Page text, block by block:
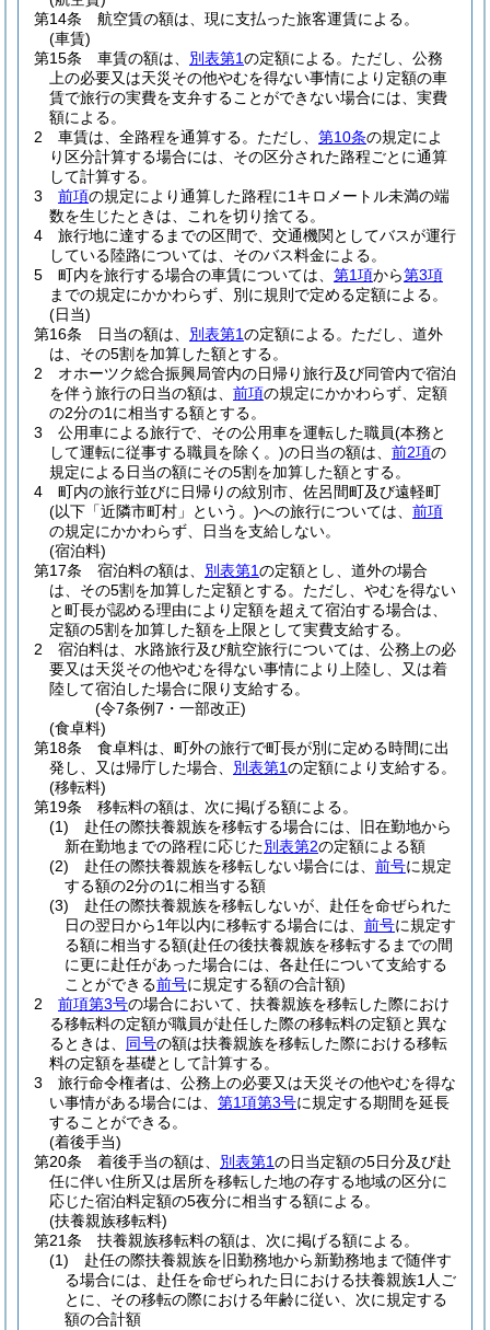
第14条
航空賃の額は、現に支払った旅客運賃による。
(車賃)
第15条
車賃の額は、 別表第1の定額による。 ただし、公務
上の必要又は天災その他やむを得ない事情により定額の車
賃で旅行の実費を支弁することができない場合には、実費
額による。
2
車賃は、全路程を通算する。 ただし、 第10条の規定によ
り区分計算する場合には、その区分された路程ごとに通算
して計算する。
3
前項の規定により通算した路程に1キロメートル未満の端
数を生じたときは、これを切り捨てる。
4
旅行地に達するまでの区間で、交通機関としてバスが運行
している陸路については、そのバス料金による。
5
町内を旅行する場合の車賃については、 第1項から第3項
までの規定にかかわらず、別に規則で定める定額による。
(日当)
第16条
日当の額は、 別表第1の定額による。 ただし、道外
は、その5割を加算した額とする。
2
オホーツク総合振興局管内の日帰り旅行及び同管内で宿泊
を伴う旅行の日当の額は、 前項の規定にかかわらず、定額
の2分の1に相当する額とする。
3
公用車による旅行で、その公用車を運転した職員(本務と
して運転に従事する職員を除く。)の日当の額は、 前2項の
規定による日当の額にその5割を加算した額とする。
4
町内の旅行並びに日帰りの紋別市、佐呂間町及び遠軽町
(以下「近隣市町村」という。)への旅行については、 前項
の規定にかかわらず、日当を支給しない。
(宿泊料)
第17条
宿泊料の額は、 別表第1の定額とし、道外の場合
は、その5割を加算した定額とする。 ただし、やむを得ない
と町長が認める理由により定額を超えて宿泊する場合は、
定額の5割を加算した額を上限として実費支給する。
2
宿泊料は、水路旅行及び航空旅行については、公務上の必
要又は天災その他やむを得ない事情により上陸し、又は着
陸して宿泊した場合に限り支給する。
(令7条例7・一部改正)
(食卓料)
第18条
食卓料は、町外の旅行で町長が別に定める時間に出
発し、又は帰庁した場合、 別表第1の定額により支給する。
(移転料)
第19条
移転料の額は、次に掲げる額による。
(1)
赴任の際扶養親族を移転する場合には、旧在勤地から
新在勤地までの路程に応じた別表第2の定額による額
(2)
赴任の際扶養親族を移転しない場合には、 前号に規定
する額の2分の1に相当する額
(3)
赴任の際扶養親族を移転しないが、赴任を命ぜられた
日の翌日から1年以内に移転する場合には、 前号に規定す
る額に相当する額(赴任の後扶養親族を移転するまでの間
に更に赴任があった場合には、各赴任について支給する
ことができる前号に規定する額の合計額)
2
前項第3号の場合において、扶養親族を移転した際におけ
る移転料の定額が職員が赴任した際の移転料の定額と異な
るときは、 同号の額は扶養親族を移転した際における移転
料の定額を基礎として計算する。
3
旅行命令権者は、公務上の必要又は天災その他やむを得な
い事情がある場合には、 第1項第3号に規定する期間を延長
することができる。
(着後手当)
第20条
着後手当の額は、 別表第1の日当定額の5日分及び赴
任に伴い住所又は居所を移転した地の存する地域の区分に
応じた宿泊料定額の5夜分に相当する額による。
(扶養親族移転料)
第21条
扶養親族移転料の額は、次に掲げる額による。
(1)
赴任の際扶養親族を旧勤務地から新勤務地まで随伴す
る場合には、赴任を命ぜられた日における扶養親族1人ご
とに、その移転の際における年齢に従い、次に規定する
額の合計額